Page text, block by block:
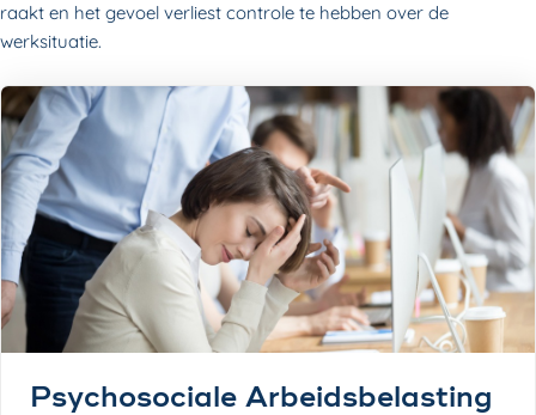
raakt en het gevoel verliest controle te hebben over de
werksituatie.
Psychosociale Arbeidsbelasting